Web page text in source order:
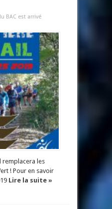
BAC est arrivé
remplacera les
! Pour en savoir
Lire la suite »